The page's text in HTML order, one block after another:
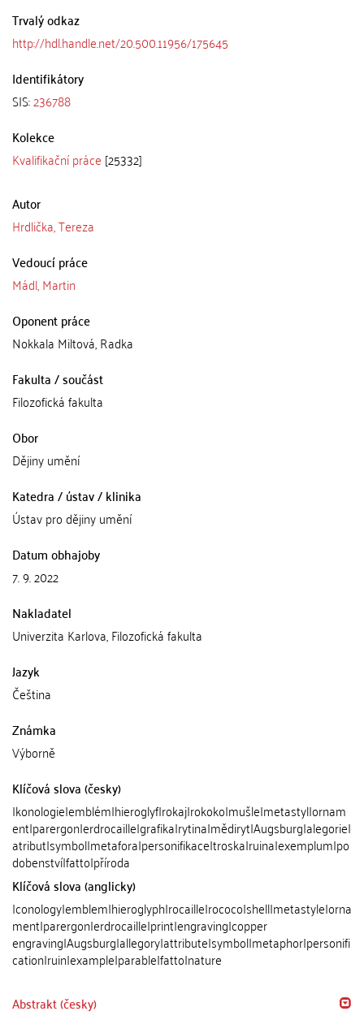
Trvalý odkaz
http://hdl.handle.net/20.500.11956/175645
Identifikátory
SIS:236788
Kolekce
Kvalifikační práce [25332]
Autor
Hrdlička, Tereza
Vedoucí práce
Mádl, Martin
Oponent práce
Nokkala Miltová, Radka
Fakulta / součást
Filozofická fakulta
Obor
Dějiny umění
Katedra / ústav / klinika
Ústav pro dějiny umění
Datum obhajoby
7. 9. 2022
Nakladatel
Univerzita Karlova, Filozofická fakulta
Jazyk
Čeština
Známka
Výborně
Klíčová slova (česky)
Ikonologie|emblém|hieroglyf|rokaj|rokoko|mušle|metastyl|ornam
ent|parergon|erdrocaille|grafika|rytina|mědiryt|Augsburg|alegorie|
atribut|symbol|metafora|personifikace|troska|ruina|exemplum|po
dobenství|fatto|příroda
Klíčová slova (anglicky)
Iconology|emblem|hieroglyph|rocaille|rococo|shell|metastyle|orna
ment|parergon|erdrocaille|print|engraving|copper
engraving|Augsburg|allegory|attribute|symbol|metaphor|personifi
cation|ruin|example|parable|fatto|nature
Abstrakt (česky)